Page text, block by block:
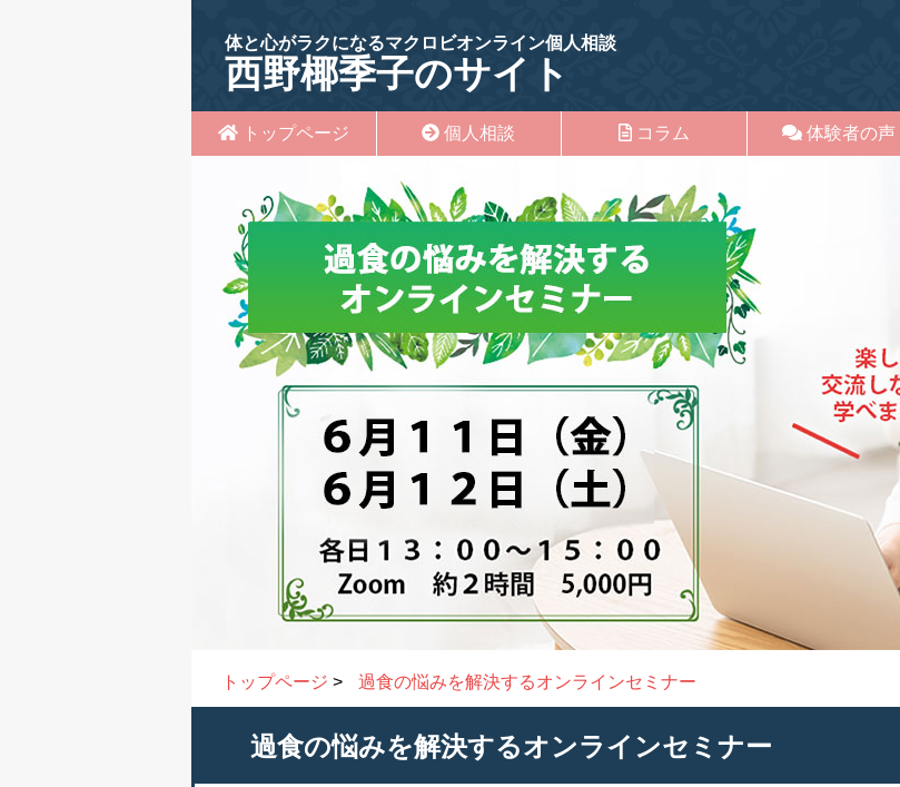
体と心がラクになるマクロビオンライン個人相談
西野椰季子のサイト
トップページ 個人相談 コラム 体験者の声
トップページ > 過食の悩みを解決するオンラインセミナー
過食の悩みを解決するオンラインセミナー